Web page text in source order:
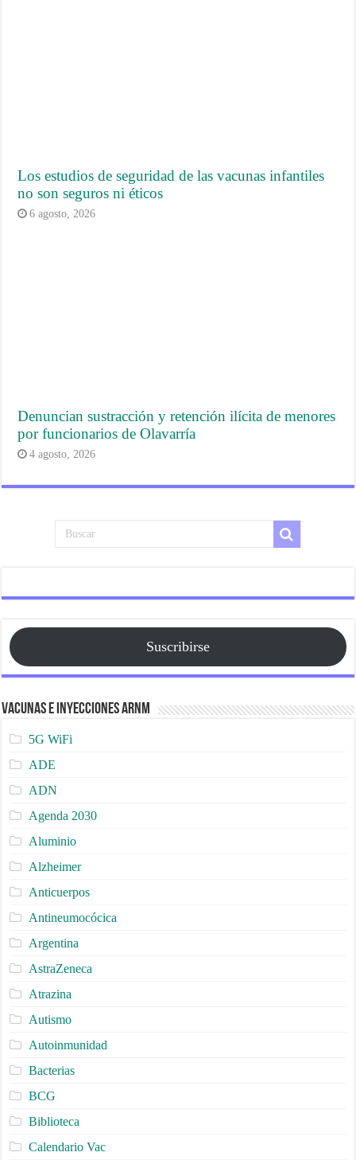
Los estudios de seguridad de las vacunas infantiles
no son seguros ni éticos
6 agosto, 2026
Denuncian sustracción y retención ilícita de menores
por funcionarios de Olavarría
4 agosto, 2026
Suscribirse
Vacunas e Inyecciones ARNm
5G WiFi
ADE
ADN
Agenda 2030
Aluminio
Alzheimer
Anticuerpos
Antineumocócica
Argentina
AstraZeneca
Atrazina
Autismo
Autoinmunidad
Bacterias
BCG
Biblioteca
Calendario Vac